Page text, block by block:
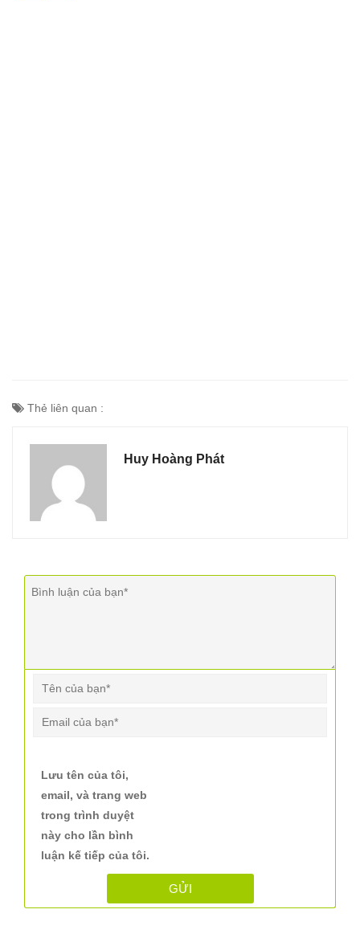
Thẻ liên quan :
Huy Hoàng Phát
Lưu tên của tôi,
email, và trang web
trong trình duyệt
này cho lần bình
luận kế tiếp của tôi.